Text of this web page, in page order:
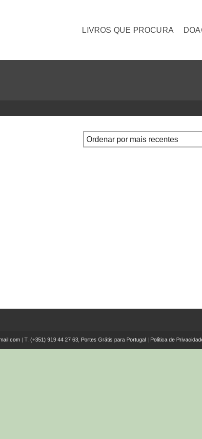
LIVROS QUE PROCURA
| T. (+351) 919 44 27 63, Portes Grátis para Portugal | Política de